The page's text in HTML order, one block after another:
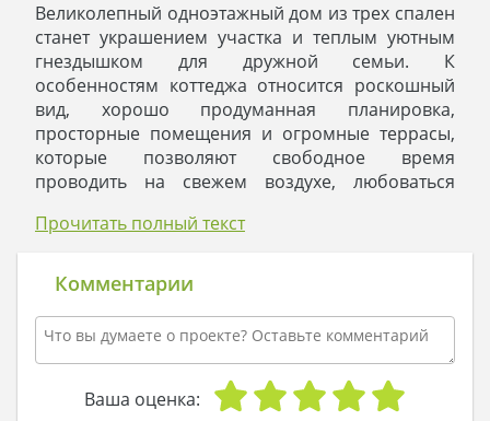
Великолепный одноэтажный дом из трех спален
станет украшением участка и теплым уютным
гнездышком для дружной семьи. К
особенностям коттеджа относится роскошный
вид, хорошо продуманная планировка,
просторные помещения и огромные террасы,
которые позволяют свободное время
проводить на свежем воздухе, любоваться
устраивать пикники с горячими кусками мяса,
Для оформления экстерьера использованы
простые формы. Выгодно обыгран классический
контраст белоснежных стен с черными
порытыми кирпичом участками стен и сочного
цвета кровлей. Деревянные панели добавили
уюта и тепла. К особенностям планировки
Прочитать полный текст
Комментарии
Ваша оценка: